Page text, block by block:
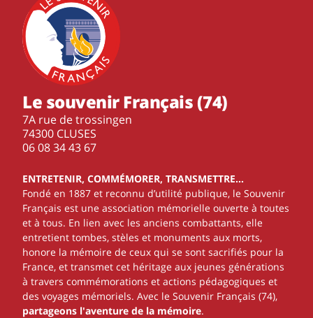
Le souvenir Français (74)
7A rue de trossingen
74300 CLUSES
‭06 08 34 43 67‬
ENTRETENIR, COMMÉMORER, TRANSMETTRE…
Fondé en 1887 et reconnu d’utilité publique, le Souvenir
Français est une association mémorielle ouverte à toutes
et à tous. En lien avec les anciens combattants, elle
entretient tombes, stèles et monuments aux morts,
honore la mémoire de ceux qui se sont sacrifiés pour la
France, et transmet cet héritage aux jeunes générations
à travers commémorations et actions pédagogiques et
des voyages mémoriels. Avec le Souvenir Français (74),
partageons l'aventure de la mémoire.